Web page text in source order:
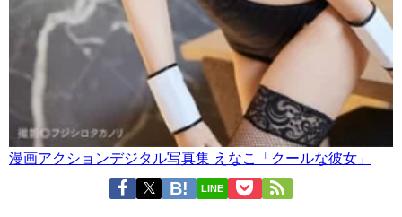
漫画アクションデジタル写真集 えなこ「クールな彼女」
LINE